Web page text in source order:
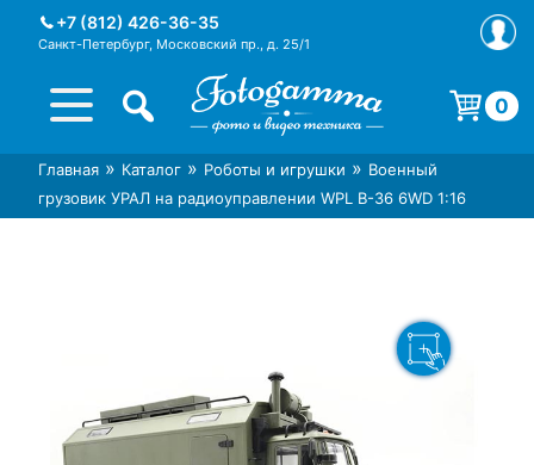
+7 (812) 426-36-35
Санкт-Петербург, Московский пр., д. 25/1
Интернет-магазин фототехники
Foto-Gamma в СПб
Магазин фотоаксессуаров foto-
gamma.ru
0
Корзина пуста.
Главная » Каталог » Роботы и игрушки » Военный
грузовик УРАЛ на радиоуправлении WPL B-36 6WD 1:16